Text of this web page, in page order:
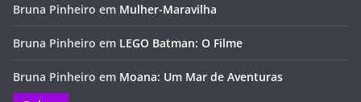
Bruna Pinheiro em Mulher-Maravilha
Bruna Pinheiro em LEGO Batman: O Filme
Bruna Pinheiro em Moana: Um Mar de Aventuras